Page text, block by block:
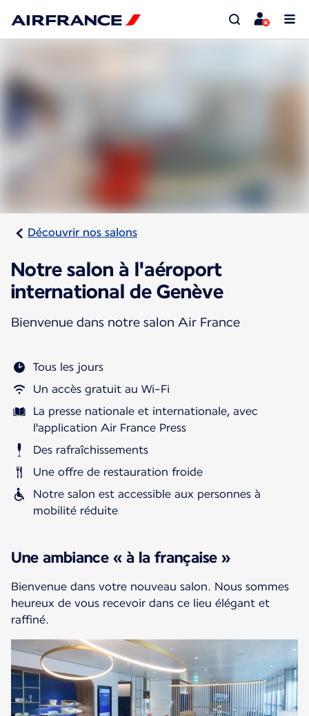
Découvrir nos salons
Notre salon à l'aéroport
international de Genève
Bienvenue dans notre salon Air France
Tous les jours
Un accès gratuit au Wi-Fi
La presse nationale et internationale, avec
l'application Air France Press
Des rafraîchissements
Une offre de restauration froide
Notre salon est accessible aux personnes à
mobilité réduite
Une ambiance « à la française »
Bienvenue dans votre nouveau salon. Nous sommes
heureux de vous recevoir dans ce lieu élégant et
raffiné.